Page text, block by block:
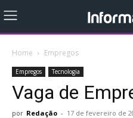
Home Empregos
Empregos Tecnologia
Vaga de
por Redação - 17 de fevereiro de